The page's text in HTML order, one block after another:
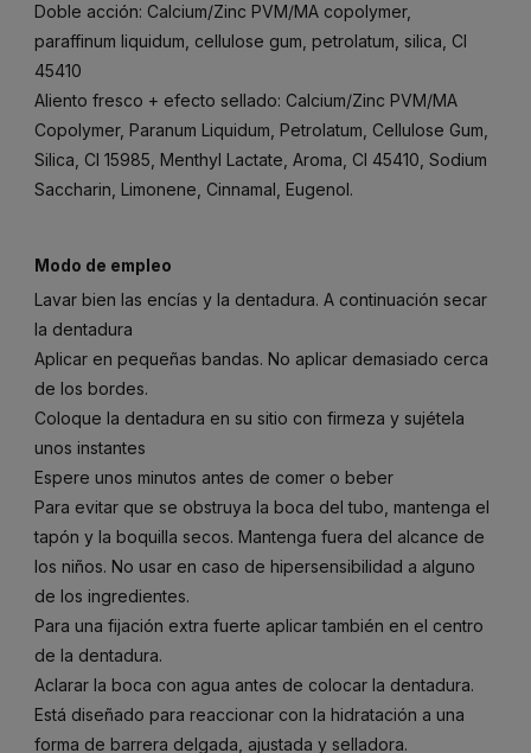
Doble acción: Calcium/Zinc PVM/MA copolymer,
paraffinum liquidum, cellulose gum, petrolatum, silica, CI
45410
Aliento fresco + efecto sellado: Calcium/Zinc PVM/MA
Copolymer, Paranum Liquidum, Petrolatum, Cellulose Gum,
Silica, CI 15985, Menthyl Lactate, Aroma, CI 45410, Sodium
Saccharin, Limonene, Cinnamal, Eugenol.
Modo de empleo
Lavar bien las encías y la dentadura. A continuación secar
la dentadura
Aplicar en pequeñas bandas. No aplicar demasiado cerca
de los bordes.
Coloque la dentadura en su sitio con firmeza y sujétela
unos instantes
Espere unos minutos antes de comer o beber
Para evitar que se obstruya la boca del tubo, mantenga el
tapón y la boquilla secos. Mantenga fuera del alcance de
los niños. No usar en caso de hipersensibilidad a alguno
de los ingredientes.
Para una fijación extra fuerte aplicar también en el centro
de la dentadura.
Aclarar la boca con agua antes de colocar la dentadura.
Está diseñado para reaccionar con la hidratación a una
forma de barrera delgada, ajustada y selladora.